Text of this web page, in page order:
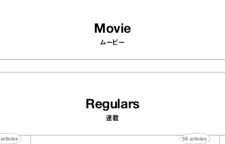
Movie
ムービー
Regulars
連載
40articles 36articles